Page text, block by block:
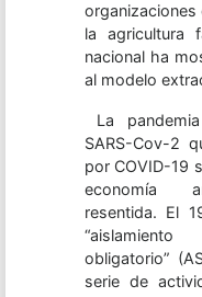
la agricultura
nacional ha
al modelo
La
SARS-Cov-2
por COVID-19
economía
resentida. El
obligatorio”
serie de